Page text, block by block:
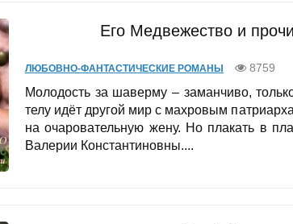
Его Медвежество и
ЛЮБОВНО-ФАНТАСТИЧЕСКИЕ РОМАНЫ 8759
Молодость за шаверму – заманчиво,
телу идёт другой мир с махровым
на очаровательную жену. Но плакать в
Валерии Константиновны....